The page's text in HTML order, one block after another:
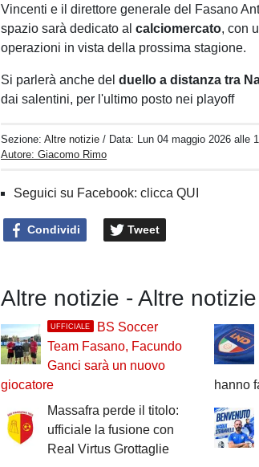
Vincenti e il direttore generale del Fasano
spazio sarà dedicato alcalciomercato, con
operazioni in vista della prossima stagione.
Si parlerà anche delduello a distanza tra
dai salentini, per l'ultimo posto nei playoff
Sezione:Altre notizie / Data: Lun 04 maggio 2026 alle
Autore: Giacomo Rimo
Seguici su Facebook: clicca QUI
Condividi Tweet
Altre notizie - Altre notizie
UFFICIALE
BS Soccer
Team Fasano, Facundo
Ganci sarà un nuovo
giocatore
hanno
Massafra perde il titolo:
ufficiale la fusione con
Real Virtus Grottaglie